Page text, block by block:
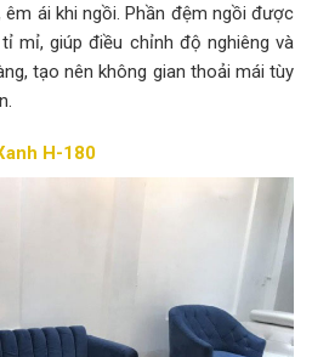
ái khi ngồi. Phần đệm ngồi được
mỉ, giúp điều chỉnh độ nghiêng và
tạo nên không gian thoải mái tùy
H-180